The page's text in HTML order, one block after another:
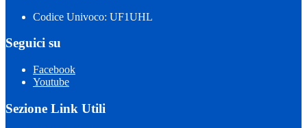
Codice Univoco: UF1UHL
Seguici su
Facebook
Youtube
Sezione Link Utili